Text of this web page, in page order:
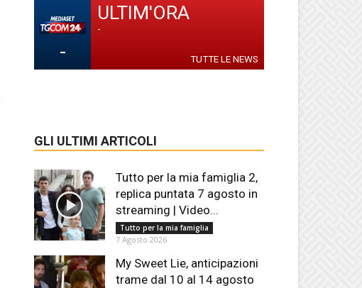
-
ULTIM'ORA
-
TUTTE LE NEWS
GLI ULTIMI ARTICOLI
Tutto per la mia famiglia 2,
replica puntata 7 agosto in
streaming | Video...
Tutto per la mia famiglia
7 Agosto 2026
My Sweet Lie, anticipazioni
trame dal 10 al 14 agosto